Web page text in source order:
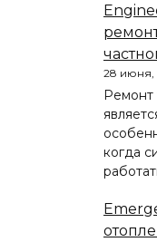
28 июня,
Ремонт
когда